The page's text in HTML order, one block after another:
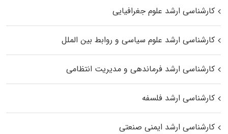
کارشناسی ارشد علوم جغرافیایی
کارشناسی ارشد علوم سیاسی و روابط بین الملل
کارشناسی ارشد فرماندهی و مدیریت انتظامی
کارشناسی ارشد فلسفه
کارشناسی ارشد ایمنی صنعتی